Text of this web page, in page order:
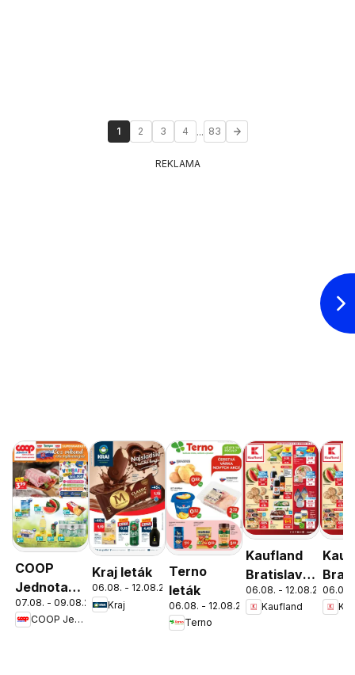
1 2 3 4 ... 83
REKLAMA
COOP
Jednota
cez víkend
ešte
07.08. - 09.08.2026
COOP Jednota
Kraj leták
06.08. - 12.08.2026
Kraj
Terno
leták
06.08. - 12.08.2026
Terno
Kaufland
Bratislava-
Patrónka
leták
06.08. - 12.08.2026
Kaufland
Nové
06.08.